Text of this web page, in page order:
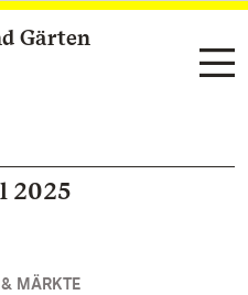
Gärten
2025
MÄRKTE